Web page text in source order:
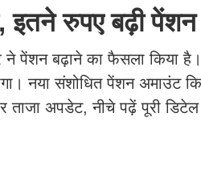
इतने रुपए बढ़ी पेंशन
पेंशन बढ़ाने का फैसला किया
नया संशोधित पेंशन अमाउंट
ताजा अपडेट, नीचे पढ़ें पूरी